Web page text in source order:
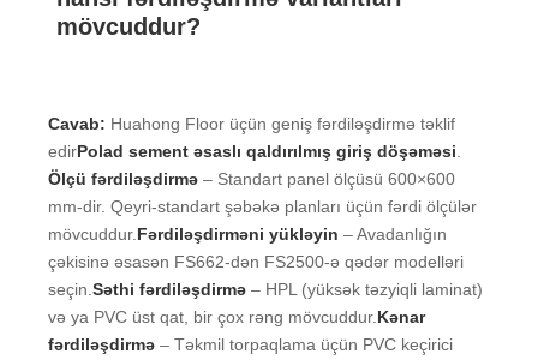
mövcuddur?
Cavab: Huahong Floor üçün geniş fərdiləşdirmə təklif
edirPolad sement əsaslı qaldırılmış giriş döşəməsi.
Ölçü fərdiləşdirmə – Standart panel ölçüsü 600×600
mm-dir. Qeyri-standart şəbəkə planları üçün fərdi ölçülər
mövcuddur.Fərdiləşdirməni yükləyin – Avadanlığın
çəkisinə əsasən FS662-dən FS2500-ə qədər modelləri
seçin.Səthi fərdiləşdirmə – HPL (yüksək təzyiqli laminat)
və ya PVC üst qat, bir çox rəng mövcuddur.Kənar
fərdiləşdirmə – Təkmil torpaqlama üçün PVC keçirici